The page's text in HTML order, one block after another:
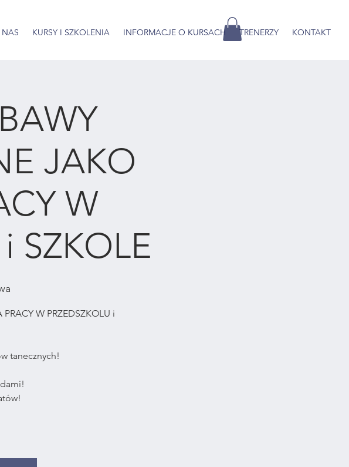
KURSY I SZKOLENIA INFORMACJE O KURSACH TRENERZY KONTAKT
JAKO
W
SZKOLE
W PRZEDSZKOLU i
tanecznych!